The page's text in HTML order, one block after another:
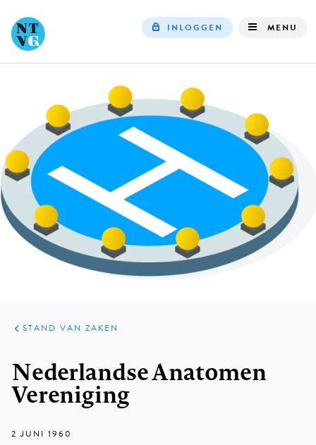
INLOGGEN MENU
ARTIKELEN
PRAKTIJK
STAND VAN ZAKEN
Nederlandse Anatomen
Vereniging
2 JUNI 1960